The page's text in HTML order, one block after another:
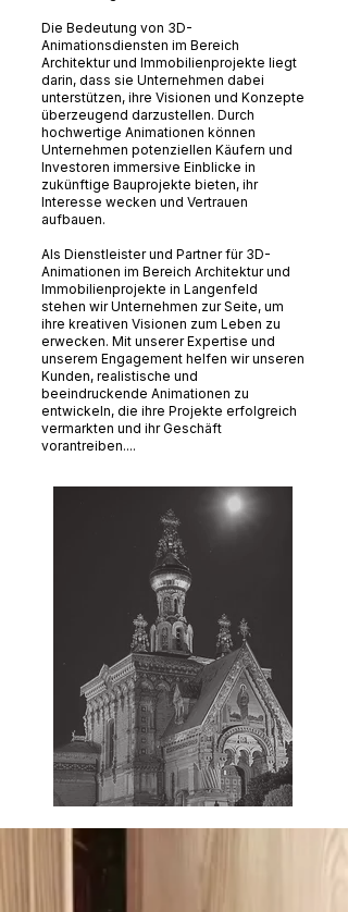
Die Bedeutung von 3D-
Animationsdiensten im Bereich
Architektur und Immobilienprojekte liegt
darin, dass sie Unternehmen dabei
unterstützen, ihre Visionen und Konzepte
überzeugend darzustellen. Durch
hochwertige Animationen können
Unternehmen potenziellen Käufern und
Investoren immersive Einblicke in
zukünftige Bauprojekte bieten, ihr
Interesse wecken und Vertrauen
aufbauen.
Als Dienstleister und Partner für 3D-
Animationen im Bereich Architektur und
Immobilienprojekte in Langenfeld
stehen wir Unternehmen zur Seite, um
ihre kreativen Visionen zum Leben zu
erwecken. Mit unserer Expertise und
unserem Engagement helfen wir unseren
Kunden, realistische und
beeindruckende Animationen zu
entwickeln, die ihre Projekte erfolgreich
vermarkten und ihr Geschäft
vorantreiben....